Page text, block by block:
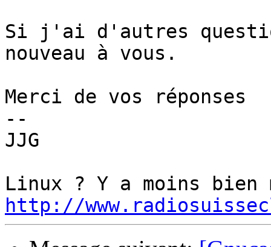
Si j'ai d'autres
nouveau à vous.
Merci de vos réponses
--
JJG
http://